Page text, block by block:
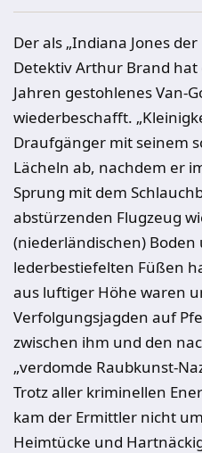
Der als „Indiana Jones
Detektiv Arthur Brand
Jahren gestohlenes Van-
wiederbeschafft.
Draufgänger mit seinem
Lächeln ab, nachdem er
Sprung mit dem
abstürzenden Flugzeug
(niederländischen)
lederbestiefelten Füßen
aus luftiger Höhe waren
Verfolgungsjagden auf
zwischen ihm und den
„verdomde Raubkunst-
Trotz aller kriminellen
kam der Ermittler nicht
Heimtücke und